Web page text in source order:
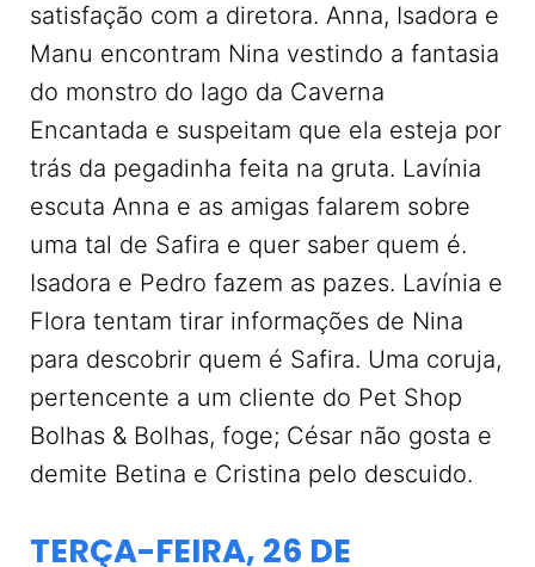
satisfação com a diretora. Anna, Isadora e
Manu encontram Nina vestindo a fantasia
do monstro do lago da Caverna
Encantada e suspeitam que ela esteja por
trás da pegadinha feita na gruta. Lavínia
escuta Anna e as amigas falarem sobre
uma tal de Safira e quer saber quem é.
Isadora e Pedro fazem as pazes. Lavínia e
Flora tentam tirar informações de Nina
para descobrir quem é Safira. Uma coruja,
pertencente a um cliente do Pet Shop
Bolhas & Bolhas, foge; César não gosta e
demite Betina e Cristina pelo descuido.
TERÇA-FEIRA, 26 DE